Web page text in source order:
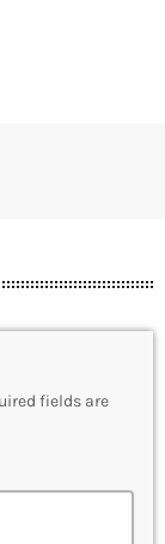
fields are